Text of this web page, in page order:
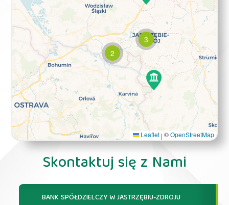
2
3
Leaflet | ©OpenStreetMap
Skontaktuj się z Nami
BANK SPÓŁDZIELCZY W JASTRZĘBIU-ZDROJU